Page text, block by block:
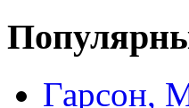
Гарсон,